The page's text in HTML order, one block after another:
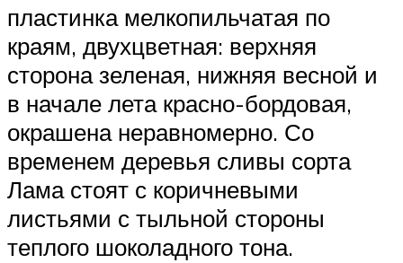
пластинка мелкопильчатая по
краям, двухцветная: верхняя
сторона зеленая, нижняя весной и
в начале лета красно-бордовая,
окрашена неравномерно. Со
временем деревья сливы сорта
Лама стоят с коричневыми
листьями с тыльной стороны
теплого шоколадного тона.